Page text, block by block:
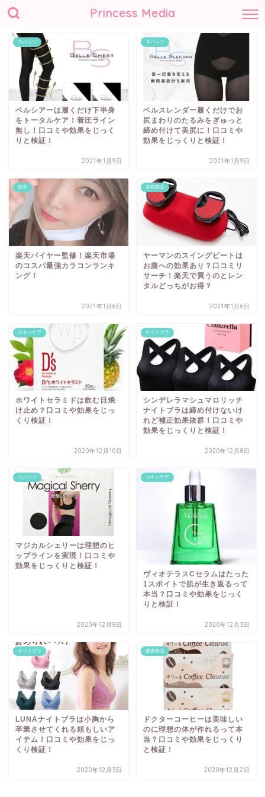
Princess Media
スパッツ
ベルシアーは履くだけ下半身
をトータルケア！着圧ライン
無し！口コミや効果をじっく
りと検証！
2021年1月9日
スパッツ
ベルスレンダー履くだけでお
尻まわりのたるみをぎゅっと
締め付けて美尻に！口コミや
効果をじっくりと検証！
2021年1月9日
楽天
楽天バイヤー監修！楽天市場
のコスパ最強カラコンランキ
ング！
2021年1月6日
美容商品
ヤーマンのスイングビートは
お腹への効果あり？口コミリ
サーチ！楽天で買うのとレン
タルどっちがお得？
2021年1月6日
スキンケア
ホワイトセラミドは飲む日焼
け止め？口コミや効果をじっ
くり検証！
2020年12月10日
ナイトブラ
シンデレラマシュマロリッチ
ナイトブラは締め付けないけ
れど補正効果抜群！口コミや
効果をじっくりと検証！
2020年12月8日
スパッツ
マジカルシェリーは理想のヒ
ップラインを実現！口コミや
効果をじっくりと検証！
2020年12月8日
スキンケア
ヴィオテラスCセラムはたった
1スポイトで肌が生き返るって
本当？口コミや効果をじっく
りと検証！
2020年12月3日
ナイトブラ
LUNAナイトブラは小胸から
卒業させてくれる頼もしいア
イテム！口コミや効果をじっ
くり検証！
2020年12月3日
健康食品
ドクターコーヒーは美味しい
のに理想の体が作れるって本
当？口コミや効果をじっくり
と検証！
2020年12月2日